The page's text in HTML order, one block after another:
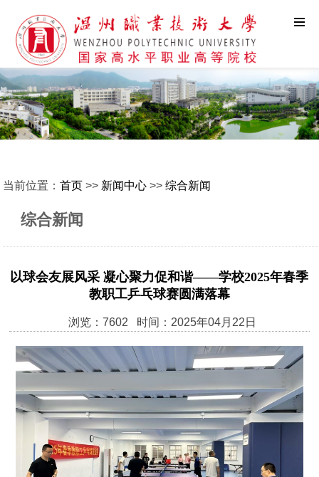
当前位置：首页 >> 新闻中心 >>综合新闻
综合新闻
以球会友展风采 凝心聚力促和谐——学校2025年春季
教职工乒乓球赛圆满落幕
浏览：7602 时间：2025年04月22日